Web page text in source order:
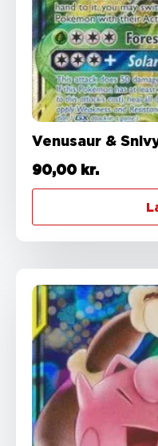
Venusaur &
90,00 kr.